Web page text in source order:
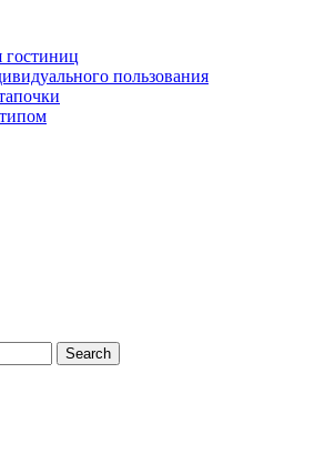
гостиниц
пользования
Search